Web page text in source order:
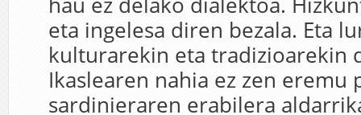
eta ingelesa diren bezala. Eta
kulturarekin eta tradizioarekin
Ikaslearen nahia ez zen eremu
sardinieraren erabilera